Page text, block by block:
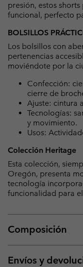
presión, estos
funcional, perfecto
BOLSILLOS
Los bolsillos con
pertenencias
moviéndote por la
Confección:
cierre de
Ajuste: cintura
Tecnologías:
y movimiento.
Usos:
Colección Heritage
Esta colección,
Oregón, presenta
tecnología
funcionalidad para
Composición
Envíos y